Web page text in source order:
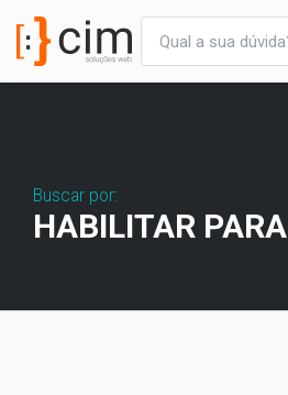
Buscar por:
HABILITAR PARA